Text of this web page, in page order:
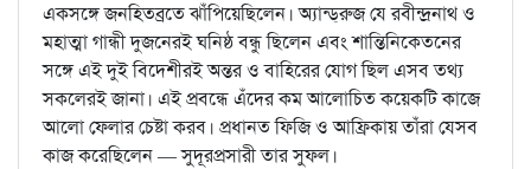
একসঙ্গে জনহিতব্রতে ঝাঁপিয়েছিলেন। অ্যান্ড্‌রুজ যে রবীন্দ্রনাথ ও
মহাত্মা গান্ধী দুজনেরই ঘনিষ্ঠ বন্ধু ছিলেন এবং শান্তিনিকেতনের
সঙ্গে এই দুই বিদেশীরই অন্তর ও বাহিরের যোগ ছিল এসব তথ্য
সকলেরই জানা। এই প্রবন্ধে এঁদের কম আলোচিত কয়েকটি কাজে
আলো ফেলার চেষ্টা করব। প্রধানত ফিজি ও আফ্রিকায় তাঁরা যেসব
কাজ করেছিলেন — সুদূরপ্রসারী তার সুফল।